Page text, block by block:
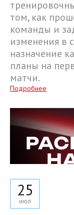
том, как
команды и
изменения в
назначение
планы на
матчи.
Подробнее
25
июл